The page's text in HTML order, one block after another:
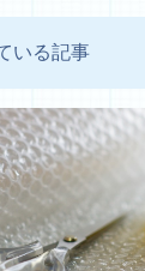
いる記事